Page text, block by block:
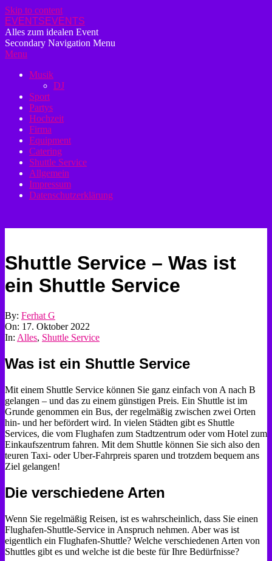
Skip to content
EVENTSEVENTS
Alles zum idealen Event
Secondary Navigation Menu
Menu
Musik
DJ
Sport
Partys
Hochzeit
Firma
Equipment
Catering
Shuttle Service
Allgemein
Impressum
Datenschutzerklärung
Shuttle Service – Was ist
ein Shuttle Service
By: Ferhat G
On: 17. Oktober 2022
In: Alles, Shuttle Service
Was ist ein Shuttle Service
Mit einem Shuttle Service können Sie ganz einfach von A nach B
gelangen – und das zu einem günstigen Preis. Ein Shuttle ist im
Grunde genommen ein Bus, der regelmäßig zwischen zwei Orten
hin- und her befördert wird. In vielen Städten gibt es Shuttle
Services, die vom Flughafen zum Stadtzentrum oder vom Hotel zum
Einkaufszentrum fahren. Mit dem Shuttle können Sie sich also den
teuren Taxi- oder Uber-Fahrpreis sparen und trotzdem bequem ans
Ziel gelangen!
Die verschiedene Arten
Wenn Sie regelmäßig Reisen, ist es wahrscheinlich, dass Sie einen
Flughafen-Shuttle-Service in Anspruch nehmen. Aber was ist
eigentlich ein Flughafen-Shuttle? Welche verschiedenen Arten von
Shuttles gibt es und welche ist die beste für Ihre Bedürfnisse?